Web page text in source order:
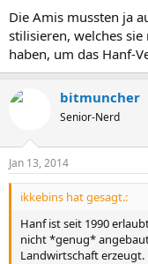
Die Amis mussten ja
stilisieren, welches
haben, um das Hanf-
bitmuncher
Senior-Nerd
Jan 13, 2014
ikkebins hat gesagt.:
Hanf ist seit 1990
nicht *genug*
Landwirtschaft erzeugt.